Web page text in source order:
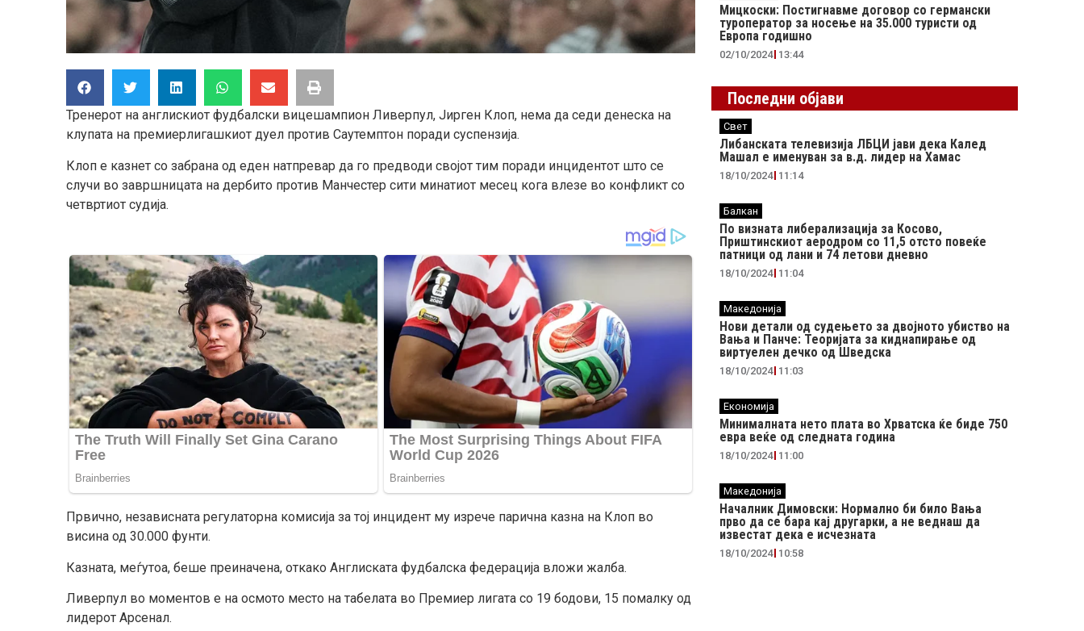
Тренерот на англискиот фудбалски вицешампион Ливерпул, Јирген Клоп, нема да седи денеска на
клупата на премиерлигашкиот дуел против Саутемптон поради суспензија.
Клоп е казнет со забрана од еден натпревар да го предводи својот тим поради инцидентот што се
случи во завршницата на дербито против Манчестер сити минатиот месец кога влезе во конфликт со
четвртиот судија.
Првично, независната регулаторна комисија за тој инцидент му изрече парична казна на Клоп во
висина од 30.000 фунти.
Казната, меѓутоа, беше преиначена, откако Англиската фудбалска федерација вложи жалба.
Ливерпул во моментов е на осмото место на табелата во Премиер лигата со 19 бодови, 15 помалку од
лидерот Арсенал.
Мицкоски: Постигнавме договор со германски
туроператор за носење на 35.000 туристи од
Европа годишно
02/10/2024 13:44
Последни објави
Свет
Либанската телевизија ЛБЦИ јави дека Калед
Машал е именуван за в.д. лидер на Хамас
18/10/2024 11:14
Балкан
По визната либерализација за Косово,
Приштинскиот аеродром со 11,5 отсто повеќе
патници од лани и 74 летови дневно
18/10/2024 11:04
Македонија
Нови детали од судењето за двојното убиство на
Вања и Панче: Теоријата за киднапирање од
виртуелен дечко од Шведска
18/10/2024 11:03
Економија
Минималната нето плата во Хрватска ќе биде 750
евра веќе од следната година
18/10/2024 11:00
Македонија
Началник Димовски: Нормално би било Вања
прво да се бара кај другарки, а не веднаш да
известат дека е исчезната
18/10/2024 10:58